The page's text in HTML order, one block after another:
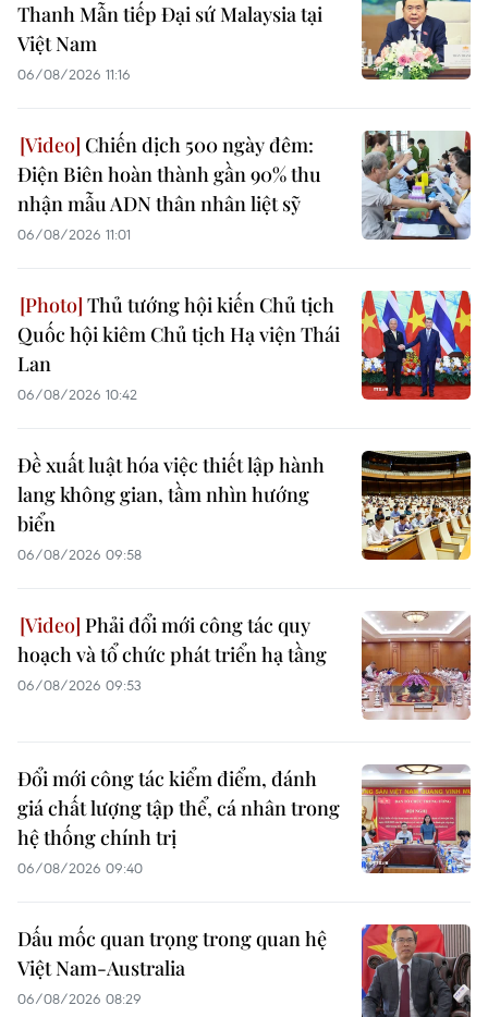
Thanh Mẫn tiếp Đại sứ Malaysia tại
Việt Nam
06/08/2026 11:16
Chiến dịch 500 ngày đêm:
Điện Biên hoàn thành gần 90% thu
nhận mẫu ADN thân nhân liệt sỹ
06/08/2026 11:01
Thủ tướng hội kiến Chủ tịch
Quốc hội kiêm Chủ tịch Hạ viện Thái
Lan
06/08/2026 10:42
Đề xuất luật hóa việc thiết lập hành
lang không gian, tầm nhìn hướng
biển
06/08/2026 09:58
Phải đổi mới công tác quy
hoạch và tổ chức phát triển hạ tầng
06/08/2026 09:53
Đổi mới công tác kiểm điểm, đánh
giá chất lượng tập thể, cá nhân trong
hệ thống chính trị
06/08/2026 09:40
Dấu mốc quan trọng trong quan hệ
Việt Nam-Australia
06/08/2026 08:29